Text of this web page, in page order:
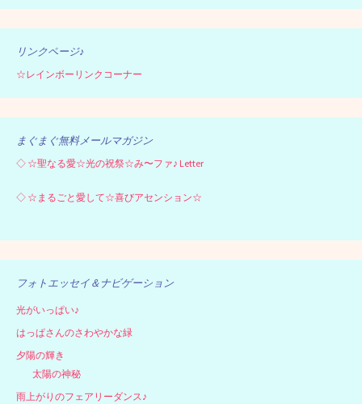
リンクページ♪
☆レインボーリンクコーナー
まぐまぐ無料メールマガジン
◇ ☆聖なる愛☆光の祝祭☆み〜ファ♪ Letter
◇ ☆まるごと愛して☆喜びアセンション☆
フォトエッセイ＆ナビゲーション
光がいっぱい♪
はっぱさんのさわやかな緑
夕陽の輝き
太陽の神秘
雨上がりのフェアリーダンス♪